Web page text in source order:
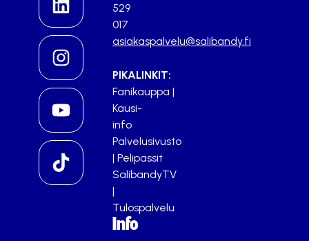
529
017
asiakaspalvelu@salibandy.fi
PIKALINKIT:
Fanikauppa |
Kausi-
info
Palvelusivusto
| Pelipassit
SalibandyTV
|
Tulospalvelu
Info